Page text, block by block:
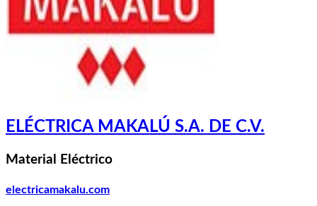
ELÉCTRICA MAKALÚ S.A. DE C.V.
Material Eléctrico
electricamakalu.com